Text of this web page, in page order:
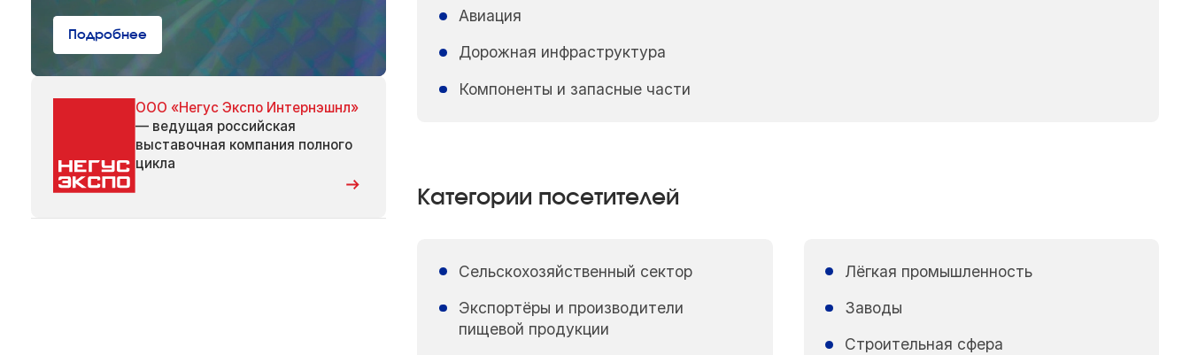
Подробнее
ООО «Негус Экспо Интернэшнл»
— ведущая российская
выставочная компания полного
цикла
Авиация
Дорожная инфраструктура
Компоненты и запасные части
Категории посетителей
Сельскохозяйственный сектор
Экспортёры и производители
пищевой продукции
Лёгкая промышленность
Заводы
Строительная сфера